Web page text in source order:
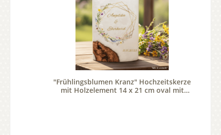
"Frühlingsblumen Kranz" Hochzeitskerze
mit Holzelement 14 x 21 cm oval mit